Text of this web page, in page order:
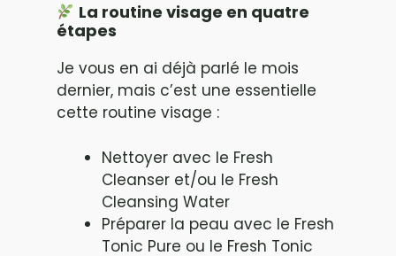
La routine visage en quatre
étapes
Je vous en ai déjà parlé le mois
dernier, mais c’est une essentielle
cette routine visage :
Nettoyer avec le Fresh
Cleanser et/ou le Fresh
Cleansing Water
Préparer la peau avec le Fresh
Tonic Pure ou le Fresh Tonic